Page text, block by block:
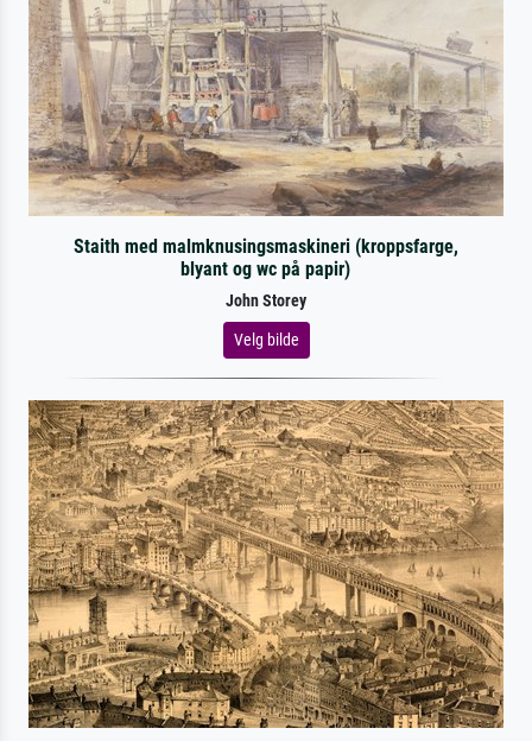
Staith med malmknusingsmaskineri (kroppsfarge,
blyant og wc på papir)
John Storey
Velg bilde